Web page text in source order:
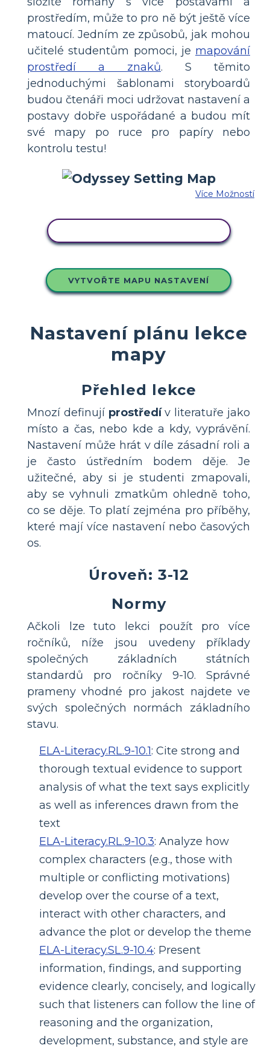
prostředím, může to pro ně být ještě více
matoucí. Jedním ze způsobů, jak mohou
učitelé studentům pomoci, je mapování
prostředí a znaků. S těmito
jednoduchými šablonami storyboardů
budou čtenáři moci udržovat nastavení a
postavy dobře uspořádané a budou mít
své mapy po ruce pro papíry nebo
kontrolu testu!
Více Možností
VYTVOŘTE MAPU NASTAVENÍ
Nastavení plánu lekce
mapy
Přehled lekce
Mnozí definují prostředív literatuře jako
místo a čas, nebo kde a kdy, vyprávění.
Nastavení může hrát v díle zásadní roli a
je často ústředním bodem děje. Je
užitečné, aby si je studenti zmapovali,
aby se vyhnuli zmatkům ohledně toho,
co se děje. To platí zejména pro příběhy,
které mají více nastavení nebo časových
os.
Úroveň: 3-12
Normy
Ačkoli lze tuto lekci použít pro více
ročníků, níže jsou uvedeny příklady
společných základních státních
standardů pro ročníky 9-10. Správné
prameny vhodné pro jakost najdete ve
svých společných normách základního
stavu.
ELA-Literacy.RL.9-10.1: Cite strong and
thorough textual evidence to support
analysis of what the text says explicitly
as well as inferences drawn from the
text
ELA-Literacy.RL.9-10.3: Analyze how
complex characters (e.g., those with
multiple or conflicting motivations)
develop over the course of a text,
interact with other characters, and
advance the plot or develop the theme
ELA-Literacy.SL.9-10.4: Present
information, findings, and supporting
evidence clearly, concisely, and logically
such that listeners can follow the line of
reasoning and the organization,
development, substance, and style are